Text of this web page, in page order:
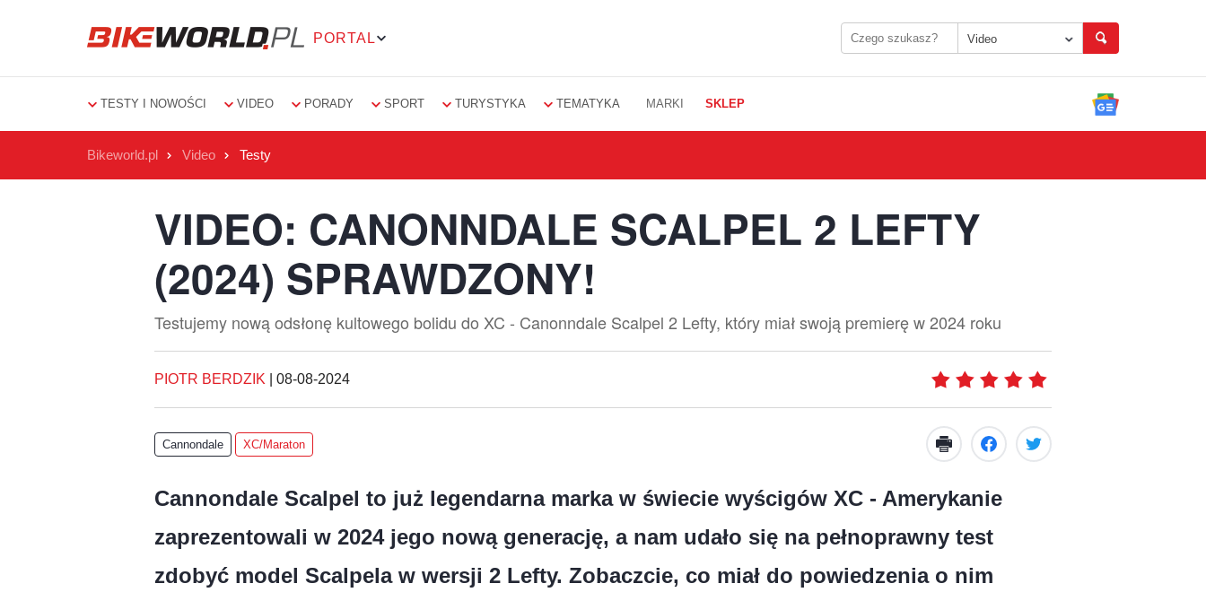
PORTAL Video
TESTY I NOWOŚCI VIDEO PORADY SPORT TURYSTYKA TEMATYKA MARKI SKLEP
Bikeworld.pl Video Testy
VIDEO: CANONNDALE SCALPEL 2 LEFTY
(2024) SPRAWDZONY!
Testujemy nową odsłonę kultowego bolidu do XC - Canonndale Scalpel 2 Lefty, który miał swoją premierę w 2024 roku
PIOTR BERDZIK | 08-08-2024
Cannondale XC/Maraton
Cannondale Scalpel to już legendarna marka w świecie wyścigów XC - Amerykanie
zaprezentowali w 2024 jego nową generację, a nam udało się na pełnoprawny test
zdobyć model Scalpela w wersji 2 Lefty. Zobaczcie, co miał do powiedzenia o nim